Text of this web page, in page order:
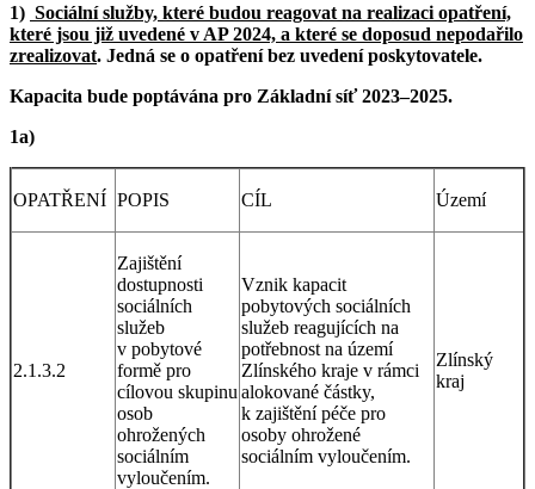
1) Sociální služby, které budou reagovat na realizaci opatření,
které jsou již uvedené v AP 2024, a které se doposud nepodařilo
zrealizovat. Jedná se o opatření bez uvedení poskytovatele.
Kapacita bude poptávána pro Základní síť 2023–2025.
1a)
OPATŘENÍ POPIS CÍL Území
2.1.3.2
Zajištění
dostupnosti
sociálních
služeb
v pobytové
formě pro
cílovou skupinu
osob
ohrožených
sociálním
vyloučením.
Vznik kapacit
pobytových sociálních
služeb reagujících na
potřebnost na území
Zlínského kraje v rámci
alokované částky,
k zajištění péče pro
osoby ohrožené
sociálním vyloučením.
Zlínský
kraj